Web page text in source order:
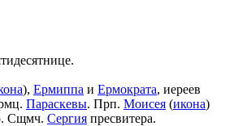
), Ермиппа и Ермократа, иереев
Параскевы. Прп. Моисея (икона)
Сщмч. Сергия пресвитера.